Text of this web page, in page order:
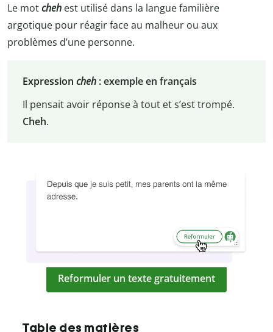
Le motcheh est utilisé dans la langue familière
argotique pour réagir face au malheur ou aux
problèmes d’une personne.
Expression cheh :exemple en français
Il pensait avoir réponse à tout et s’est trompé.
Cheh.
Reformuler un texte gratuitement
Table des matières